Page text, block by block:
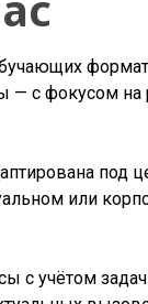
— с фокусом на
под
или
с учётом задач